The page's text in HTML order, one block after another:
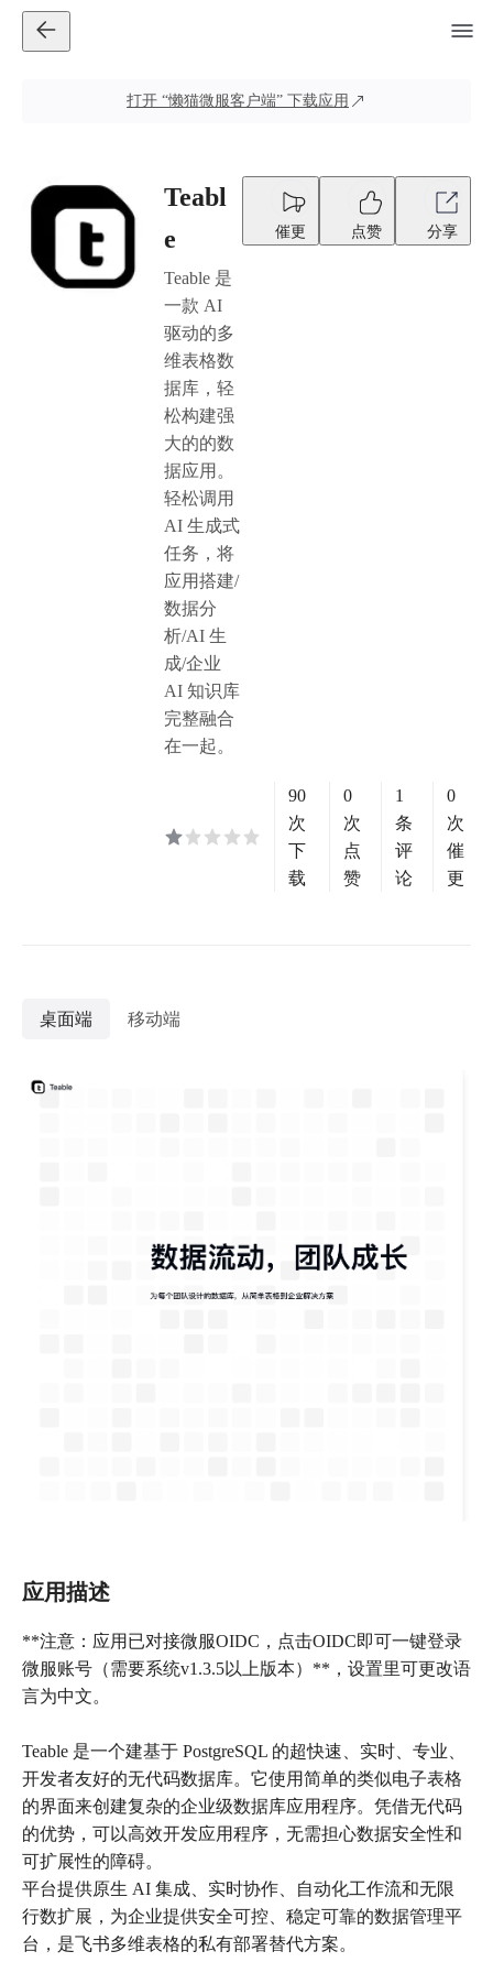
打开 “懒猫微服客户端” 下载应用
Teabl
e
Teable 是
一款 AI
驱动的多
维表格数
据库，轻
松构建强
大的的数
据应用。
轻松调用
AI 生成式
任务，将
应用搭建/
数据分
析/AI 生
成/企业
AI 知识库
完整融合
在一起。
催更 点赞 分享
90
次
下
载
0
次
点
赞
1
条
评
论
0
次
催
更
桌面端 移动端
应用描述
**注意：应用已对接微服OIDC，点击OIDC即可一键登录
微服账号（需要系统v1.3.5以上版本）**，设置里可更改语
言为中文。
Teable 是一个建基于 PostgreSQL 的超快速、实时、专业、
开发者友好的无代码数据库。它使用简单的类似电子表格
的界面来创建复杂的企业级数据库应用程序。凭借无代码
的优势，可以高效开发应用程序，无需担心数据安全性和
可扩展性的障碍。
平台提供原生 AI 集成、实时协作、自动化工作流和无限
行数扩展，为企业提供安全可控、稳定可靠的数据管理平
台，是飞书多维表格的私有部署替代方案。